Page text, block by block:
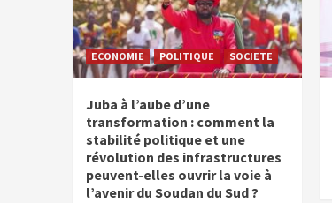
ECONOMIE POLITIQUE SOCIETE
Juba à l’aube d’une
transformation : comment la
stabilité politique et une
révolution des infrastructures
peuvent-elles ouvrir la voie à
l’avenir du Soudan du Sud ?